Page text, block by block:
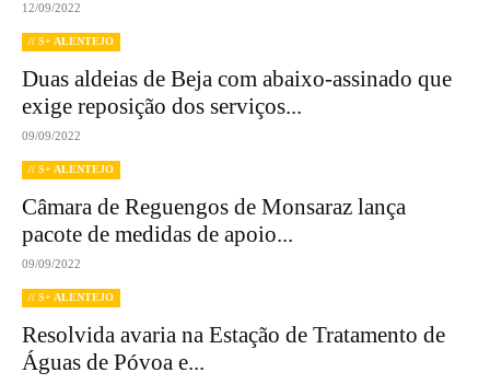
12/09/2022
// S+ ALENTEJO
Duas aldeias de Beja com abaixo-assinado que
exige reposição dos serviços...
09/09/2022
// S+ ALENTEJO
Câmara de Reguengos de Monsaraz lança
pacote de medidas de apoio...
09/09/2022
// S+ ALENTEJO
Resolvida avaria na Estação de Tratamento de
Águas de Póvoa e...